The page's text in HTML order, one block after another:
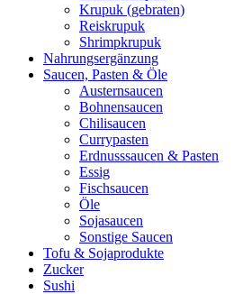
Krupuk (gebraten)
Reiskrupuk
Shrimpkrupuk
Nahrungsergänzung
Saucen, Pasten & Öle
Austernsaucen
Bohnensaucen
Chilisaucen
Currypasten
Erdnusssaucen & Pasten
Essig
Fischsaucen
Öle
Sojasaucen
Sonstige Saucen
Tofu & Sojaprodukte
Zucker
Sushi